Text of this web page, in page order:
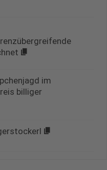
im
billiger